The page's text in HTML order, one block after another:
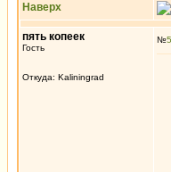
Наверх
пять копеек
Гость
Откуда: Kaliningrad
№